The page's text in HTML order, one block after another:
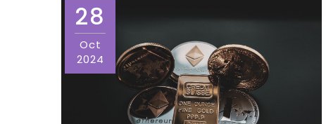
28
Oct
2024